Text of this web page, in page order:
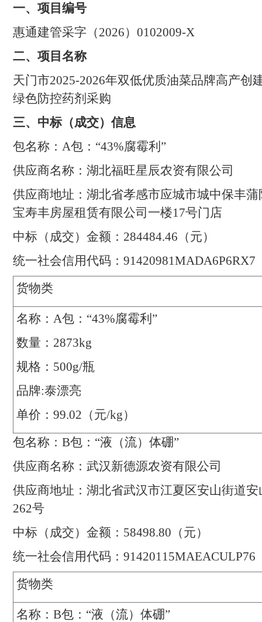
一、项目编号
惠通建管采字（2026） 0102009-X
二、项目名称
天门市2025-2026年双低优质油菜品牌高产创
绿色防控药剂采购
三、中标（成交）信息
包名称： A包：“43%腐霉利”
供应商名称： 湖北福旺星辰农资有限公司
供应商地址： 湖北省孝感市应城市城中保丰蒲
宝寿丰房屋租赁有限公司一楼17号门店
中标（成交） 金额： 284484.46 （元）
统一社会信用代码： 91420981MADA6P6RX7
货物类
名称： A包：“43%腐霉利”
数量： 2873kg
规格： 500g/瓶
品牌:泰漂亮
单价： 99.02 （元/kg）
包名称： B包：“液（流）体硼”
供应商名称： 武汉新德源农资有限公司
供应商地址： 湖北省武汉市江夏区安山街道
262号
中标（成交）金额： 58498.80 （元）
统一社会信用代码： 91420115MAEACULP76
货物类
名称： B包：“液（流）体硼”